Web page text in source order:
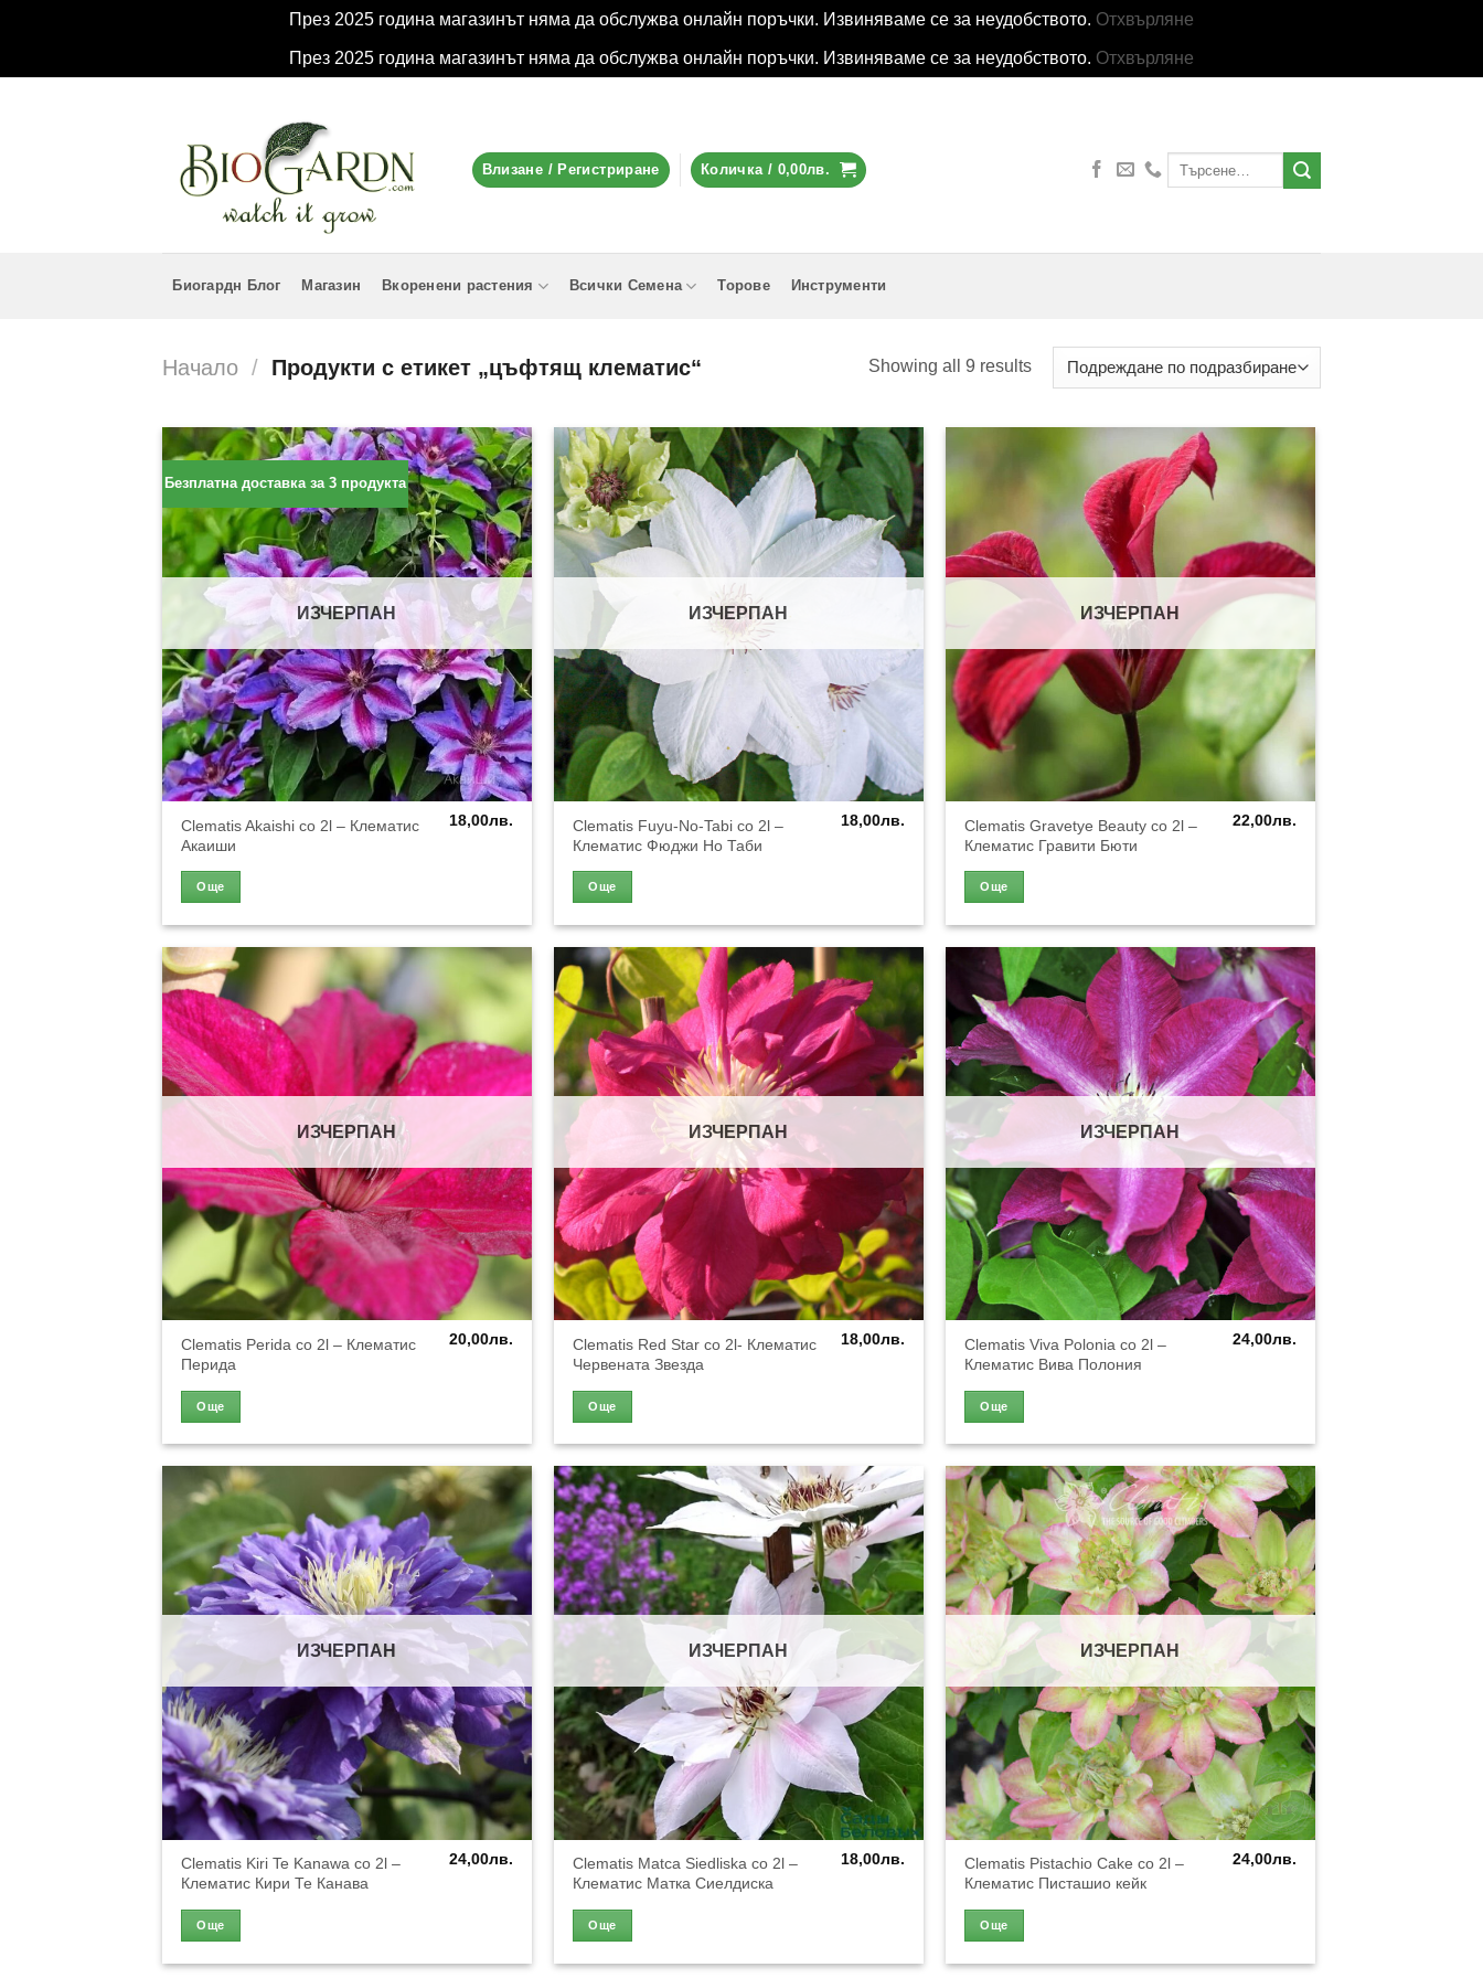
През 2025 година магазинът няма да обслужва онлайн поръчки. Извиняваме се за неудобството. Отхвърляне
През 2025 година магазинът няма да обслужва онлайн поръчки. Извиняваме се за неудобството. Отхвърляне
Влизане / Регистриране Количка / 0,00лв.
Биогардн Блог Магазин Вкоренени растения Всички Семена Торове Инструменти
Начало / Продукти с етикет „цъфтящ клематис“ Showing all 9 results
Безплатна доставка за 3 продукта
ИЗЧЕРПАН
Clematis Akaishi co 2l – Клематис
Акаиши
18,00лв.
Още
ИЗЧЕРПАН
Clematis Fuyu-No-Tabi co 2l –
Клематис Фюджи Но Таби
18,00лв.
Още
ИЗЧЕРПАН
Clematis Gravetye Beauty co 2l –
Клематис Гравити Бюти
22,00лв.
Още
ИЗЧЕРПАН
Clematis Perida co 2l – Клематис
Перида
20,00лв.
Още
ИЗЧЕРПАН
Clematis Red Star co 2l- Клематис
Червената Звезда
18,00лв.
Още
ИЗЧЕРПАН
Clematis Viva Polonia co 2l –
Клематис Вива Полония
24,00лв.
Още
ИЗЧЕРПАН
Clematis Kiri Te Kanawa co 2l –
Клематис Кири Те Канава
24,00лв.
Още
ИЗЧЕРПАН
Clematis Matca Siedliska co 2l –
Клематис Матка Сиелдиска
18,00лв.
Още
ИЗЧЕРПАН
Clematis Pistachio Cake co 2l –
Клематис Писташио кейк
24,00лв.
Още